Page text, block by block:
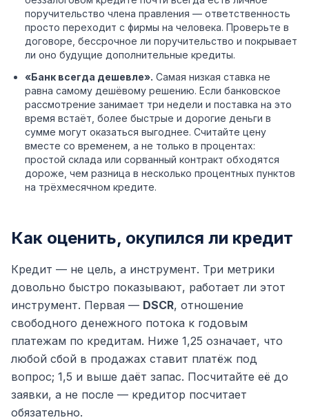
поручительство члена правления — ответственность
просто переходит с фирмы на человека. Проверьте в
договоре, бессрочное ли поручительство и покрывает
ли оно будущие дополнительные кредиты.
«Банк всегда дешевле». Самая низкая ставка не
равна самому дешёвому решению. Если банковское
рассмотрение занимает три недели и поставка на это
время встаёт, более быстрые и дорогие деньги в
сумме могут оказаться выгоднее. Считайте цену
вместе со временем, а не только в процентах:
простой склада или сорванный контракт обходятся
дороже, чем разница в несколько процентных пунктов
на трёхмесячном кредите.
Как оценить, окупился ли кредит
Кредит — не цель, а инструмент. Три метрики
довольно быстро показывают, работает ли этот
инструмент. Первая — DSCR, отношение
свободного денежного потока к годовым
платежам по кредитам. Ниже 1,25 означает, что
любой сбой в продажах ставит платёж под
вопрос; 1,5 и выше даёт запас. Посчитайте её до
заявки, а не после — кредитор посчитает
обязательно.